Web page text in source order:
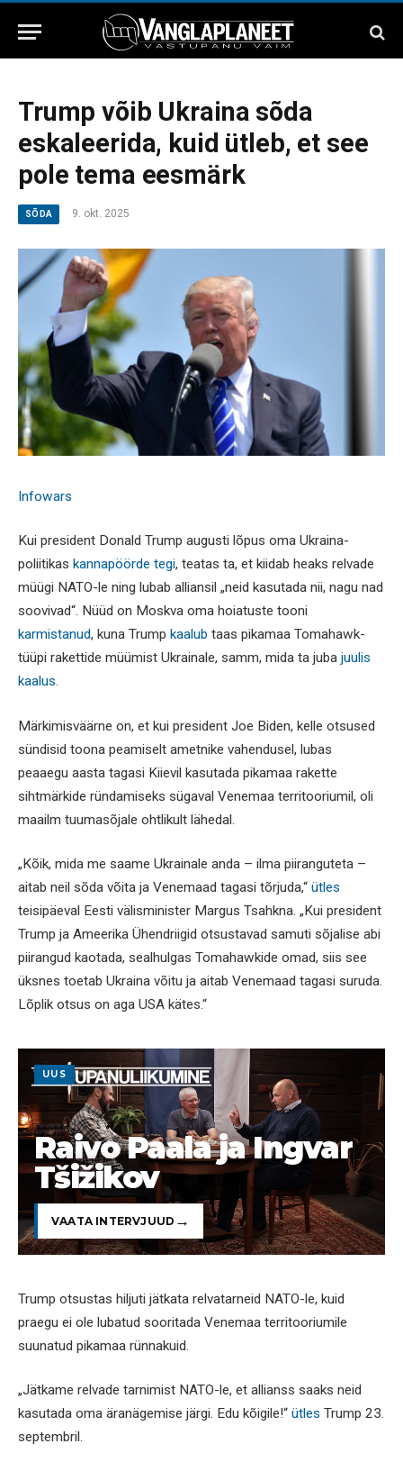
Trump võib Ukraina sõda
eskaleerida, kuid ütleb, et see
pole tema eesmärk
SÕDA 9. okt. 2025
Infowars
Kui president Donald Trump augusti lõpus oma Ukraina-
poliitikas kannapöörde tegi, teatas ta, et kiidab heaks relvade
müügi NATO-le ning lubab alliansil „neid kasutada nii, nagu nad
soovivad“. Nüüd on Moskva oma hoiatuste tooni
karmistanud, kuna Trump kaalub taas pikamaa Tomahawk-
tüüpi rakettide müümist Ukrainale, samm, mida ta juba juulis
kaalus.
Märkimisväärne on, et kui president Joe Biden, kelle otsused
sündisid toona peamiselt ametnike vahendusel, lubas
peaaegu aasta tagasi Kiievil kasutada pikamaa rakette
sihtmärkide ründamiseks sügaval Venemaa territooriumil, oli
maailm tuumasõjale ohtlikult lähedal.
„Kõik, mida me saame Ukrainale anda – ilma piiranguteta –
aitab neil sõda võita ja Venemaad tagasi tõrjuda,“ ütles
teisipäeval Eesti välisminister Margus Tsahkna. „Kui president
Trump ja Ameerika Ühendriigid otsustavad samuti sõjalise abi
piirangud kaotada, sealhulgas Tomahawkide omad, siis see
üksnes toetab Ukraina võitu ja aitab Venemaad tagasi suruda.
Lõplik otsus on aga USA kätes.“
UUS
Raivo Paala ja Ingvar
Tšižikov
VAATA INTERVJUUD
Trump otsustas hiljuti jätkata relvatarneid NATO-le, kuid
praegu ei ole lubatud sooritada Venemaa territooriumile
suunatud pikamaa rünnakuid.
„Jätkame relvade tarnimist NATO-le, et allianss saaks neid
kasutada oma äranägemise järgi. Edu kõigile!“ ütles Trump 23.
septembril.